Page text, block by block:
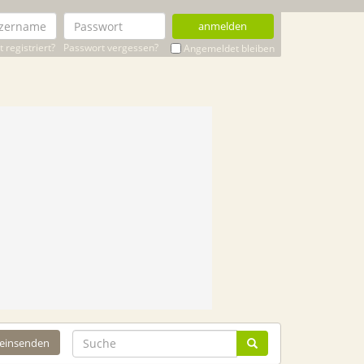
anmelden
registriert? Passwort vergessen? Angemeldet bleiben